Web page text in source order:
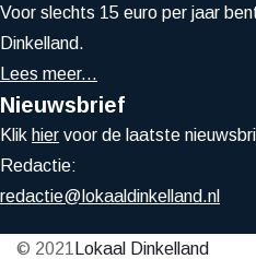
Voor slechts 15 euro per jaar
Dinkelland.
Lees meer...
Nieuwsbrief
Klik hier voor de laatste
Redactie:
redactie@lokaaldinkelland.nl
© 2021 Lokaal Dinkelland